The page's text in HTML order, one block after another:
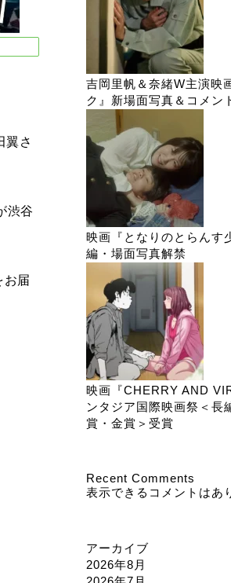
翼さ
渋谷
お届
吉岡里帆＆奈緒W主演映
ク』新場面写真＆コメン
映画『となりのとらんす
編・場面写真解禁
映画『CHERRY AND
ンタジア国際映画祭＜長
賞・金賞＞受賞
Recent Comments
表示できるコメントはあ
アーカイブ
2026年8月